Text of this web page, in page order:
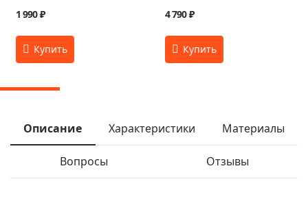
1 990 ₽ 4 790 ₽
Описание Характеристики Материалы
Вопросы Отзывы